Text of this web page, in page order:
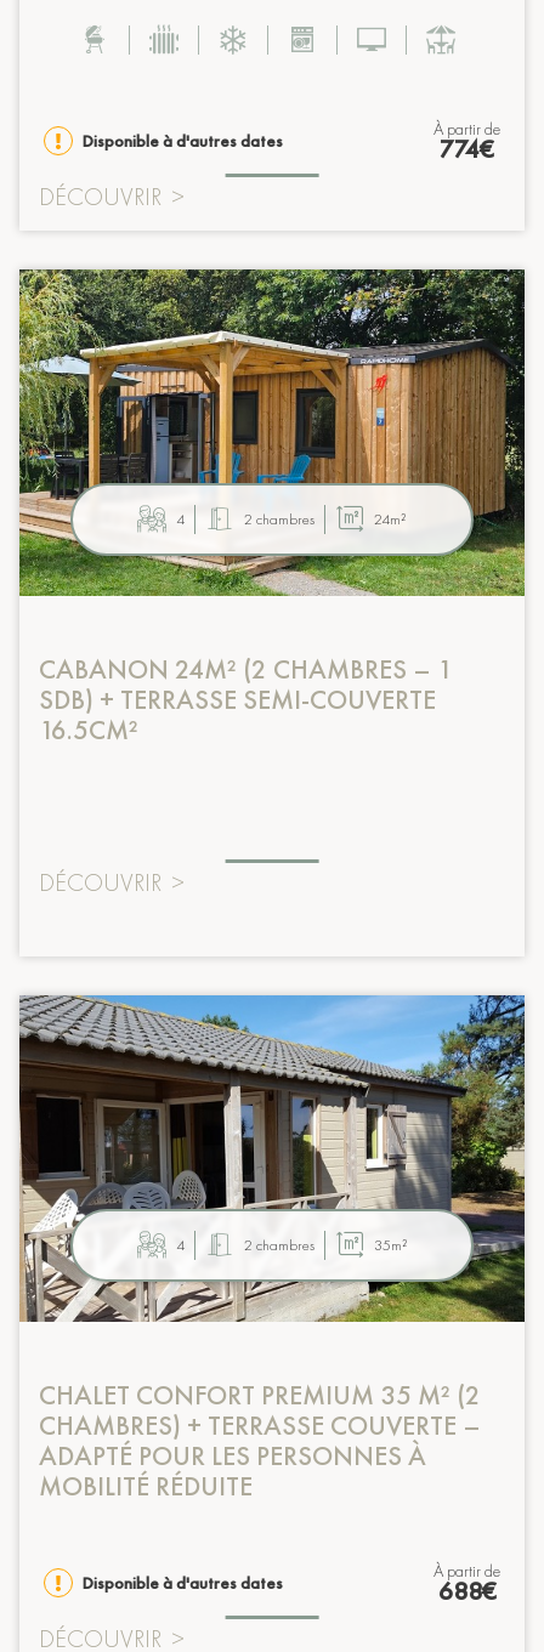
Disponible à d'autres dates
à partir de
774€
DÉCOUVRIR >
4 2 chambres 24m²
CABANON 24M² (2 CHAMBRES – 1
SDB) + TERRASSE SEMI-COUVERTE
16.5CM²
DÉCOUVRIR >
4 2 chambres 35m²
CHALET CONFORT PREMIUM 35 M² (2
CHAMBRES) + TERRASSE COUVERTE –
ADAPTÉ POUR LES PERSONNES À
MOBILITÉ RÉDUITE
Disponible à d'autres dates
à partir de
688€
DÉCOUVRIR >